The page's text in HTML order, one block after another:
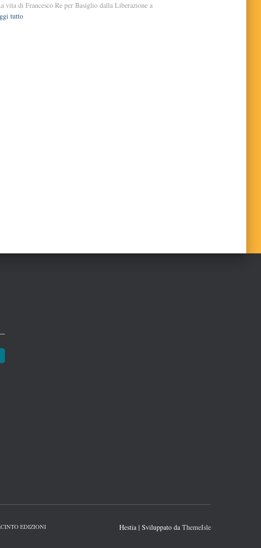
di Francesco Re per Basiglio dalla Liberazione a
tutto
EDIZIONI Hestia | Sviluppato da ThemeIsle